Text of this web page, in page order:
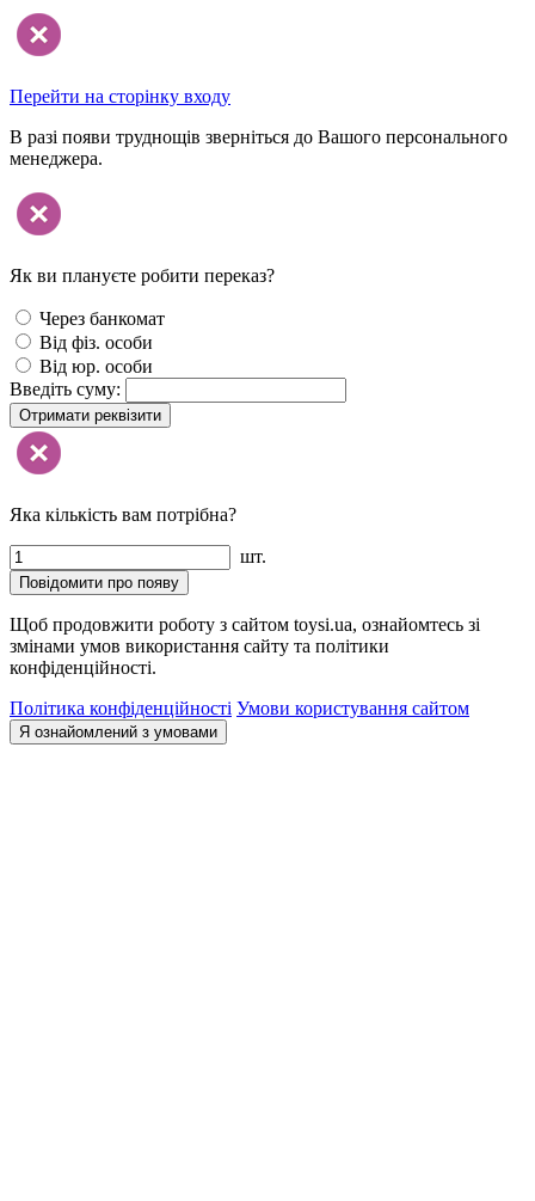
Перейти на сторінку входу
В разі появи труднощів зверніться до Вашого персонального
менеджера.
Як ви плануєте робити переказ?
Через банкомат
Від фіз. особи
Від юр. особи
Введіть суму:
Отримати реквізити
Яка кількість вам потрібна?
шт.
Повідомити про появу
Щоб продовжити роботу з сайтом toysi.ua, ознайомтесь зі
змінами умов використання сайту та політики
конфіденційності.
Політика конфіденційності Умови користування сайтом
Я ознайомлений з умовами